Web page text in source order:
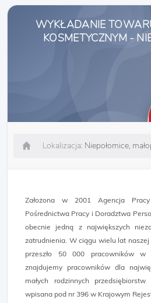
WYKŁADANIE
KOSMETYCZNYM -
Lokalizacja: Niepołomice,
Założona w 2001 Agencja
Pośrednictwa Pracy i Doradztwa
obecnie jedną z największych
zatrudnienia. W ciągu wielu lat naszej
przeszło 50 000 pracowników w
znajdujemy pracowników dla
małych rodzinnych
wpisana pod nr 396 w Krajowym